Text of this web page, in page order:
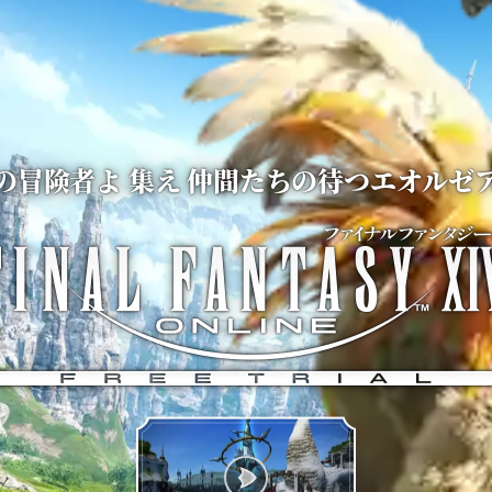
冒険者よ 集え 仲間たちの待つエオルゼ